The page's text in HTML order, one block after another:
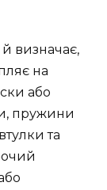
визначає,
на
або
пружини
та